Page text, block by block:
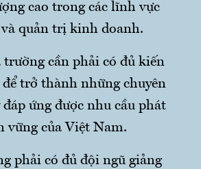
cao trong các lĩnh vực
quản trị kinh doanh.
trường cần phải có đủ kiến
trở thành những chuyên
ứng được nhu cầu phát
vững của Việt Nam.
phải có đủ đội ngũ giảng